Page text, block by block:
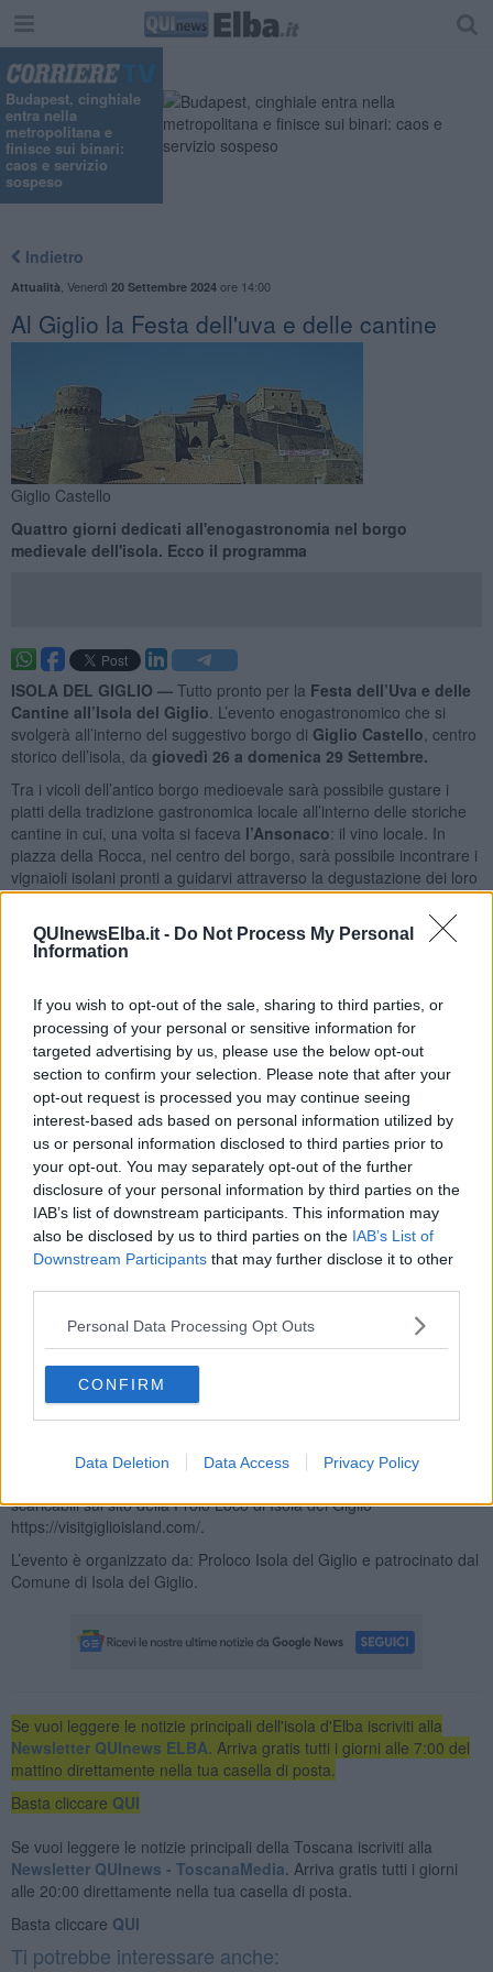
QUInewsElba.it - Do Not Process My Personal
Information
If you wish to opt-out of the sale, sharing to third parties, or
processing of your personal or sensitive information for
targeted advertising by us, please use the below opt-out
section to confirm your selection. Please note that after your
opt-out request is processed you may continue seeing
interest-based ads based on personal information utilized by
us or personal information disclosed to third parties prior to
your opt-out. You may separately opt-out of the further
disclosure of your personal information by third parties on the
IAB’s list of downstream participants. This information may
also be disclosed by us to third parties on the IAB’s List of
Downstream Participants that may further disclose it to other
Personal Data Processing Opt Outs
CONFIRM
Data Deletion Data Access Privacy Policy
Budapest, cinghiale
entra nella
metropolitana e
finisce sui binari:
caos e servizio
sospeso
Indietro
Attualità Venerdì 20 Settembre 2024ore 14:00
Al Giglio la Festa dell'uva e delle cantine
Giglio Castello
Quattro giorni dedicati all'enogastronomia nel borgo
medievale dell'isola. Ecco il programma
ISOLA DEL GIGLIO — Tutto pronto per la Festa dell’Uva e delle
Cantine all’Isola del Giglio . L’evento enogastronomico che si
svolgerà all’interno del suggestivo borgo di Giglio Castello , centro
storico dell’isola, da giovedì 26 a domenica 29 Settembre.
Tra i vicoli dell’antico borgo medioevale sarà possibile gustare i
piatti della tradizione gastronomica locale all’interno delle storiche
cantine in cui, una volta si faceva l’Ansonaco: il vino locale. In
piazza della Rocca, nel centro del borgo, sarà possibile incontrare i
vignaioli isolani pronti a guidarvi attraverso la degustazione dei loro
prodotti.
Le cantine aperte quest’anno saranno 9, in ognuna sarà possibile
gustare un piatto diverso: dal pesce ai cavatelli, dalle melanzane
alla parmigiana ai classici fagioli e salsiccia, accompagnato da un
bicchiere di vino Ansonaco sfuso; per finire in dolcezza nella storica
sala dei “Lombi” con i dolci cucinati dalle sapienti mani delle donne
locali.
La cantina del racconto, invece, ospiterà una raccolta di foto
d’epoca insieme ai mastri canestrai che mostreranno la tecnica
dell’intreccio con cui una volta venivano realizzati i cosiddetti
“cestoni”, le tradizionali ceste utilizzate per il trasporto dell’uva, e le
gratelle su cui l’uva e i fichi venivano messi ad essiccare.
Ad animare le vie del borgo e le piazze saranno diversi gruppi di
Gli orari della Festa sono i seguenti: giovedì, venerdì e sabato le
cantine saranno aperte per la cena a partire dalle 19. Domenica
l’apertura è prevista per il pranzo partire dalle ore 12. Sarà
disponibile un servizio navetta gratuito per raggiungere Giglio
Castello da Giglio Porto e Giglio Campese.
scaricabili sul sito della Prolo Loco di Isola del Giglio
https://visitgiglioisland.com/.
L’evento è organizzato da: Proloco Isola del Giglio e patrocinato dal
Comune di Isola del Giglio.
Se vuoi leggere le notizie principali dell'isola d'Elba iscriviti alla
Newsletter QUInews ELBA. Arriva gratis tutti i giorni alle 7:00 del
mattino direttamente nella tua casella di posta.
Basta cliccare QUI
Se vuoi leggere le notizie principali della Toscana iscriviti alla
Newsletter QUInews - ToscanaMedia. Arriva gratis tutti i giorni
alle 20:00 direttamente nella tua casella di posta.
Basta cliccare QUI
Ti potrebbe interessare anche: